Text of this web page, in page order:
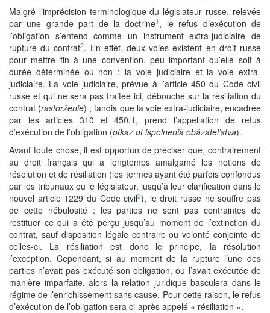
Malgré l’imprécision terminologique du législateur russe, relevée
par une grande part de la doctrine1 , le refus d’exécution de
l’obligation s’entend comme un instrument extra-judiciaire de
rupture du contrat2. En effet, deux voies existent en droit russe
pour mettre fin à une convention, peu important qu’elle soit à
durée déterminée ou non : la voie judiciaire et la voie extra-
judiciaire. La voie judiciaire, prévue à l’article 450 du Code civil
russe et qui ne sera pas traitée ici, débouche sur la résiliation du
contrat (rastorženie) ; tandis que la voie extra-judiciaire, encadrée
par les articles 310 et 450.1, prend l’appellation de refus
d’exécution de l’obligation (otkaz ot ispolneniâ obâzatel’stva).
Avant toute chose, il est opportun de préciser que, contrairement
au droit français qui a longtemps amalgamé les notions de
résolution et de résiliation (les termes ayant été parfois confondus
par les tribunaux ou le législateur, jusqu’à leur clarification dans le
nouvel article 1229 du Code civil3), le droit russe ne souffre pas
de cette nébulosité : les parties ne sont pas contraintes de
restituer ce qui a été perçu jusqu’au moment de l’extinction du
contrat, sauf disposition légale contraire ou volonté conjointe de
celles-ci. La résiliation est donc le principe, la résolution
l’exception. Cependant, si au moment de la rupture l’une des
parties n’avait pas exécuté son obligation, ou l’avait exécutée de
manière imparfaite, alors la relation juridique basculera dans le
régime de l’enrichissement sans cause. Pour cette raison, le refus
d’exécution de l’obligation sera ci-après appelé « résiliation ».